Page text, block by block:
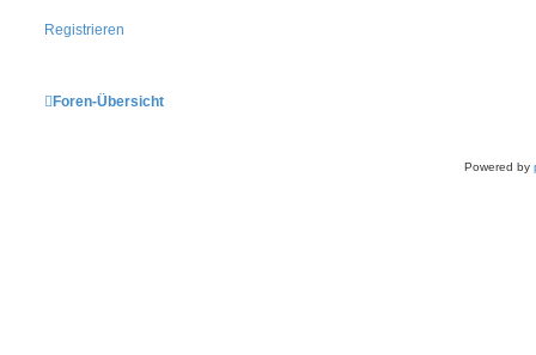
Registrieren
Foren-Übersicht
Powered by